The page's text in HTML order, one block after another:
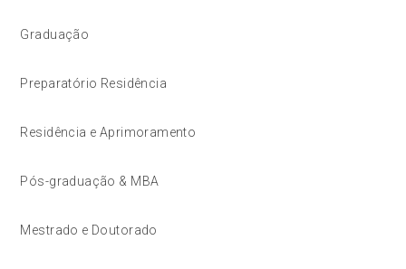
Graduação
Preparatório Residência
Residência e Aprimoramento
Pós-graduação & MBA
Mestrado e Doutorado